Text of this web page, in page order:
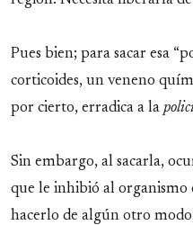
Pues bien; para sacar esa
corticoides, un veneno
por cierto, erradica a la
Sin embargo, al sacarla,
que le inhibió al organismo
hacerlo de algún otro